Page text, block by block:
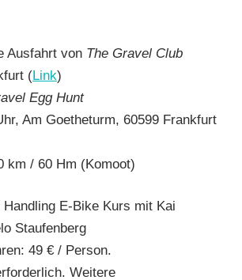
Ausfahrt von The Gravel Club
(Link)
Egg Hunt
Am Goetheturm, 60599 Frankfurt
km / 60 Hm (Komoot)
Handling E-Bike Kurs mit Kai
Staufenberg
49 € / Person.
Weitere